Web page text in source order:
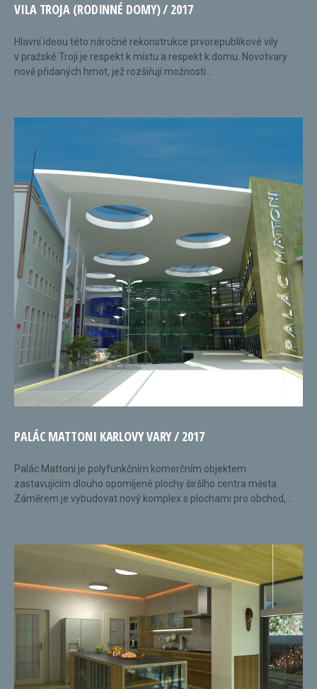
VILA TROJA (RODINNÉ DOMY) / 2017
Hlavní ideou této náročné rekonstrukce prvorepublikové vily
v pražské Troji je respekt k místu a respekt k domu. Novotvary
nově přidaných hmot, jež rozšiřují možnosti...
PALÁC MATTONI KARLOVY VARY / 2017
Palác Mattoni je polyfunkčním komerčním objektem
zastavujícím dlouho opomíjené plochy širšího centra města.
Záměrem je vybudovat nový komplex s plochami pro obchod,...